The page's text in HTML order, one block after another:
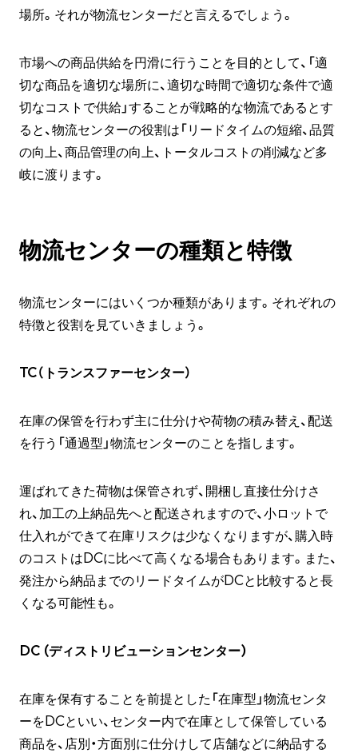
場所。それが物流センターだと言えるでしょう。
市場への商品供給を円滑に行うことを目的として、「適
切な商品を適切な場所に、適切な時間で適切な条件で適
切なコストで供給」することが戦略的な物流であるとす
ると、物流センターの役割は「リードタイムの短縮、品質
の向上、商品管理の向上、トータルコストの削減など多
岐に渡ります。
物流センターの種類と特徴
物流センターにはいくつか種類があります。それぞれの
特徴と役割を見ていきましょう。
TC（トランスファーセンター）
在庫の保管を行わず主に仕分けや荷物の積み替え、配送
を行う「通過型」物流センターのことを指します。
運ばれてきた荷物は保管されず、開梱し直接仕分けさ
れ、加工の上納品先へと配送されますので、小ロットで
仕入れができて在庫リスクは少なくなりますが、購入時
のコストはDCに比べて高くなる場合もあります。また、
発注から納品までのリードタイムがDCと比較すると長
くなる可能性も。
DC (ディストリビューションセンター)
在庫を保有することを前提とした「在庫型」物流センタ
ーをDCといい、センター内で在庫として保管している
商品を、店別・方面別に仕分けして店舗などに納品する